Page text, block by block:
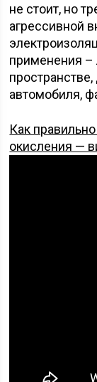
не стоит, но
агрессивной
применения –
автомобиля,
Как
окисления —